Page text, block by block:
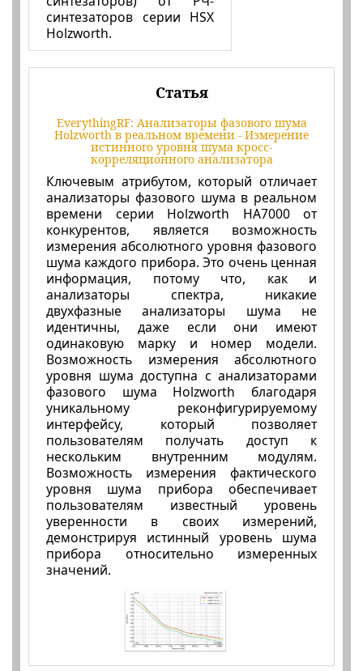
синтезаторов серии HSX
Holzworth.
Статья
EverythingRF: Анализаторы фазового шума
Holzworth в реальном времени - Измерение
истинного уровня шума кросс-
корреляционного анализатора
Ключевым атрибутом, который отличает
анализаторы фазового шума в реальном
времени серии Holzworth HA7000 от
конкурентов, является возможность
измерения абсолютного уровня фазового
шума каждого прибора. Это очень ценная
информация, потому что, как и
анализаторы спектра, никакие
двухфазные анализаторы шума не
идентичны, даже если они имеют
одинаковую марку и номер модели.
Возможность измерения абсолютного
уровня шума доступна с анализаторами
фазового шума Holzworth благодаря
уникальному реконфигурируемому
интерфейсу, который позволяет
пользователям получать доступ к
нескольким внутренним модулям.
Возможность измерения фактического
уровня шума прибора обеспечивает
пользователям известный уровень
уверенности в своих измерений,
демонстрируя истинный уровень шума
прибора относительно измеренных
значений.